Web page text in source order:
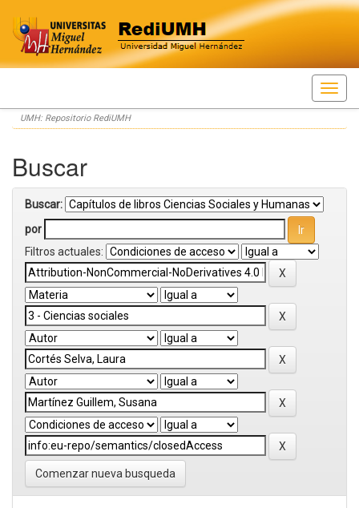
Skip
navigation
UMH: Repositorio RediUMH
Buscar
Buscar:
por
Filtros actuales:
Comenzar nueva busqueda